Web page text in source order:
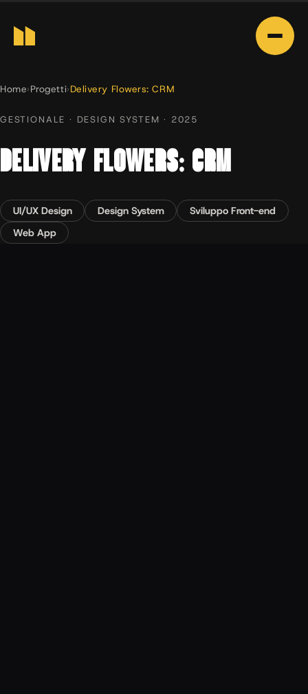
Home›Progetti›Delivery Flowers: CRM
GESTIONALE · DESIGN SYSTEM · 2025
DELIVERY FLOWERS: CRM
UI/UX Design Design System
Sviluppo Front-end
Web App